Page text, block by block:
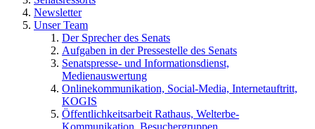
Newsletter
Unser Team
Der Sprecher des Senats
Aufgaben in der Pressestelle des Senats
Senatspresse- und Informationsdienst,
Medienauswertung
Onlinekommunikation, Social-Media, Internetauftritt,
KOGIS
Öffentlichkeitsarbeit Rathaus, Welterbe-